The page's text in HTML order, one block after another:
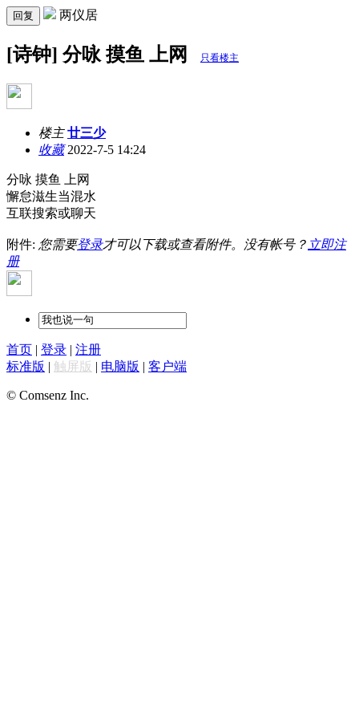
回复 两仪居
[诗钟] 分咏 摸鱼 上网 只看楼主
楼主 廿三少
收藏2022-7-5 14:24
分咏 摸鱼 上网
懈怠滋生当混水
互联搜索或聊天
附件: 您需要登录才可以下载或查看附件。没有帐号？ 立即注
册
首页 | 登录 | 注册
标准版 | 触屏版 | 电脑版 | 客户端
© Comsenz Inc.